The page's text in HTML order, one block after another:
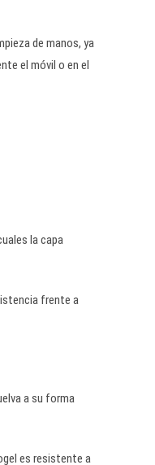
de manos, ya
el móvil o en el
la capa
frente a
a su forma
es resistente a